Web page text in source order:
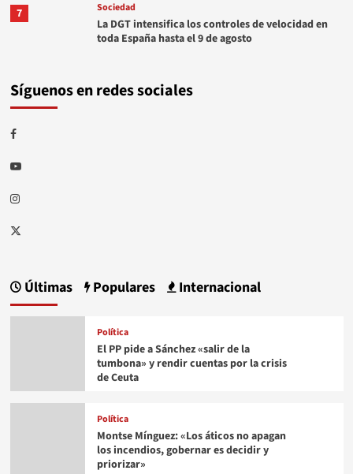
7 Sociedad
La DGT intensifica los controles de velocidad en
toda España hasta el 9 de agosto
Síguenos en redes sociales
Facebook
Youtube
Instagram
Twitter
Últimas Populares Internacional
Política
El PP pide a Sánchez «salir de la
tumbona» y rendir cuentas por la crisis
de Ceuta
Política
Montse Mínguez: «Los áticos no apagan
los incendios, gobernar es decidir y
priorizar»